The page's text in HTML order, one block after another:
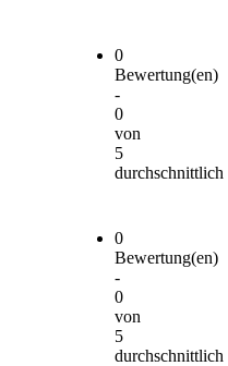
0
Bewertung(en)
-
0
von
5
durchschnittlich
0
Bewertung(en)
-
0
von
5
durchschnittlich